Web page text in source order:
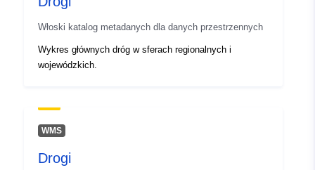
uriRef:
m4441-cc-i9582
Włoski katalog metadanych dla danych przestrzennych
Wykres głównych dróg w sferach regionalnych i
wojewódzkich.
WMS
Drogi